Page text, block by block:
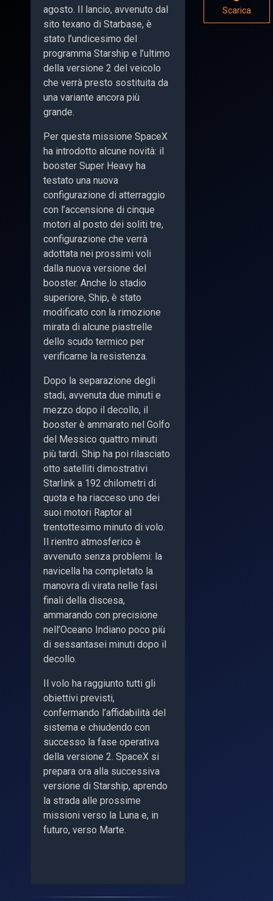
agosto. Il lancio, avvenuto dal
sito texano di Starbase, è
stato l’undicesimo del
programma Starship e l’ultimo
della versione 2 del veicolo
che verrà presto sostituita da
una variante ancora più
grande.
Per questa missione SpaceX
ha introdotto alcune novità: il
booster Super Heavy ha
testato una nuova
configurazione di atterraggio
con l’accensione di cinque
motori al posto dei soliti tre,
configurazione che verrà
adottata nei prossimi voli
dalla nuova versione del
booster. Anche lo stadio
superiore, Ship, è stato
modificato con la rimozione
mirata di alcune piastrelle
dello scudo termico per
verificarne la resistenza.
Dopo la separazione degli
stadi, avvenuta due minuti e
mezzo dopo il decollo, il
booster è ammarato nel Golfo
del Messico quattro minuti
più tardi. Ship ha poi rilasciato
otto satelliti dimostrativi
Starlink a 192 chilometri di
quota e ha riacceso uno dei
suoi motori Raptor al
trentottesimo minuto di volo.
Il rientro atmosferico è
avvenuto senza problemi: la
navicella ha completato la
manovra di virata nelle fasi
finali della discesa,
ammarando con precisione
nell’Oceano Indiano poco più
di sessantasei minuti dopo il
decollo.
Il volo ha raggiunto tutti gli
obiettivi previsti,
confermando l’affidabilità del
sistema e chiudendo con
successo la fase operativa
della versione 2. SpaceX si
prepara ora alla successiva
versione di Starship, aprendo
la strada alle prossime
missioni verso la Luna e, in
futuro, verso Marte.
Scarica